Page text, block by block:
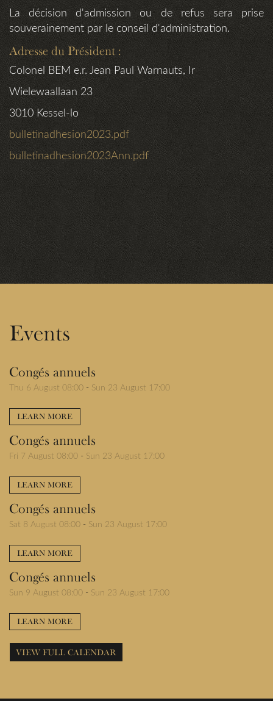
La décision d'admission ou de refus sera prise
souverainement par le conseil d'administration.
Adresse du Président :
Colonel BEM e.r. Jean Paul Warnauts, Ir
Wielewaallaan 23
3010 Kessel-lo
bulletinadhesion2023.pdf
bulletinadhesion2023Ann.pdf
Events
Congés annuels
Thu 6 August 08:00 - Sun 23 August 17:00
LEARN MORE
Congés annuels
Fri 7 August 08:00 - Sun 23 August 17:00
LEARN MORE
Congés annuels
Sat 8 August 08:00 - Sun 23 August 17:00
LEARN MORE
Congés annuels
Sun 9 August 08:00 - Sun 23 August 17:00
LEARN MORE
VIEW FULL CALENDAR